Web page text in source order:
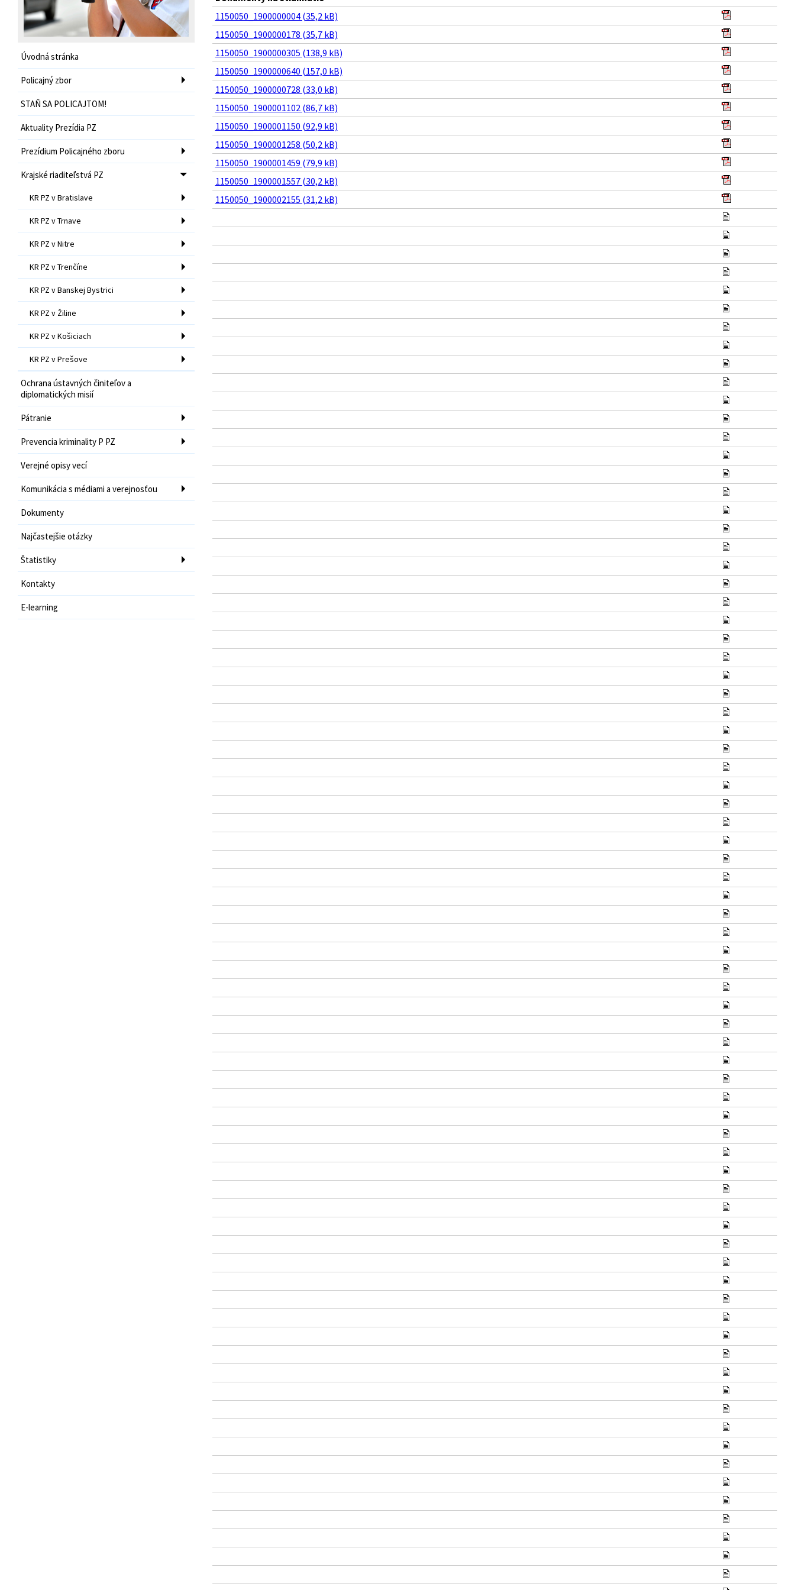
Úvodná stránka
Policajný zbor
STAŇ SA POLICAJTOM!
Aktuality Prezídia PZ
Prezídium Policajného zboru
Krajské riaditeľstvá PZ
KR PZ v Bratislave
KR PZ v Trnave
KR PZ v Nitre
KR PZ v Trenčíne
KR PZ v Banskej Bystrici
KR PZ v Žiline
KR PZ v Košiciach
KR PZ v Prešove
Ochrana ústavných činiteľov a
diplomatických misií
Pátranie
Prevencia kriminality P PZ
Verejné opisy vecí
Komunikácia s médiami a verejnosťou
Dokumenty
Najčastejšie otázky
Štatistiky
Kontakty
E-learning
1150050_1900000004 (35,2 kB)
1150050_1900000178 (35,7 kB)
1150050_1900000305 (138,9 kB)
1150050_1900000640 (157,0 kB)
1150050_1900000728 (33,0 kB)
1150050_1900001102 (86,7 kB)
1150050_1900001150 (92,9 kB)
1150050_1900001258 (50,2 kB)
1150050_1900001459 (79,9 kB)
1150050_1900001557 (30,2 kB)
1150050_1900002155 (31,2 kB)